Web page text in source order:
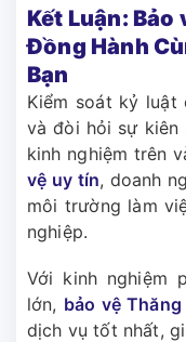
Kết Luận: Bảo
Đồng Hành
Bạn
Kiểm soát kỷ luật
và đòi hỏi sự kiên
kinh nghiệm trên
vệ uy tín, doanh
môi trường làm
nghiệp.
Với kinh nghiệm
lớn, bảo vệ Thăng
dịch vụ tốt nhất,